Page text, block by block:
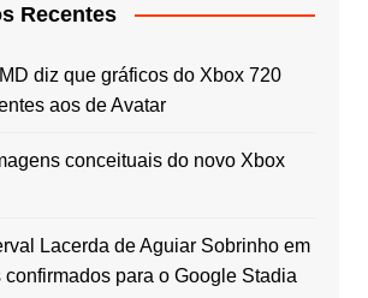
Recentes
diz que gráficos do Xbox 720
aos de Avatar
conceituais do novo Xbox
Lacerda de Aguiar Sobrinhoem
confirmados para o Google Stadia